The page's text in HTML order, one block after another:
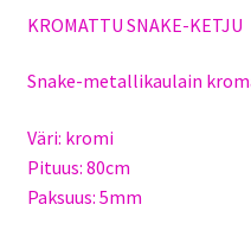
KROMATTU SNAKE-KETJU
Snake-metallikaulain
Väri: kromi
Pituus: 80cm
Paksuus: 5mm